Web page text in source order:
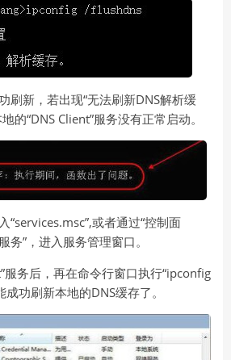
刷新，若出现“无法刷新DNS解析缓
的“DNS Client”服务没有正常启动。
“services.msc”,或者通过“控制面
务”，进入服务管理窗口。
服务后，再在命令行窗口执行“ipconfig
功刷新本地的DNS缓存了。